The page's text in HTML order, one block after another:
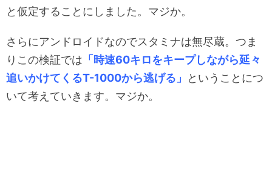
と仮定することにしました。マジか。
さらにアンドロイドなのでスタミナは無尽蔵。つま
りこの検証では 「時速60キロをキープしながら延々
追いかけてくるT-1000から逃げる」
ということにつ
いて考えていきます。マジか。